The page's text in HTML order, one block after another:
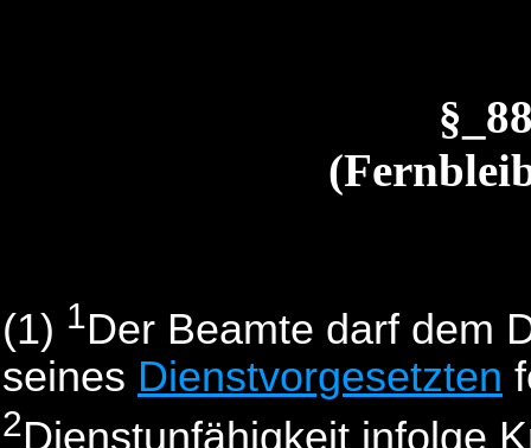
(1) 1Der Beamte darf dem
seines Dienstvorgesetzten
2Dienstunfähigkeit infolge